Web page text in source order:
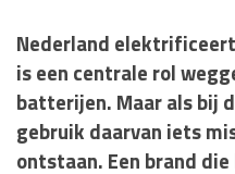
Nederland
is een centrale rol
batterijen. Maar als bij
gebruik daarvan iets
ontstaan. Een brand